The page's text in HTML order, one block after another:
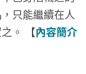
只能繼續在人
。 【內容簡介